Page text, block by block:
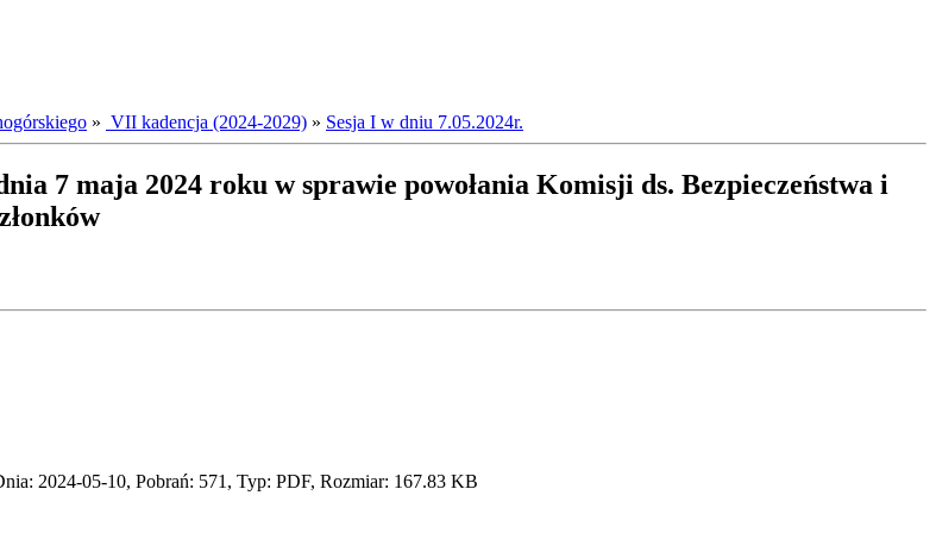
» VII kadencja (2024-2029) » Sesja I w dniu 7.05.2024r.
7 maja 2024 roku w sprawie powołania Komisji ds. Bezpieczeństwa i
2024-05-10, Pobrań: 571, Typ: PDF, Rozmiar: 167.83 KB